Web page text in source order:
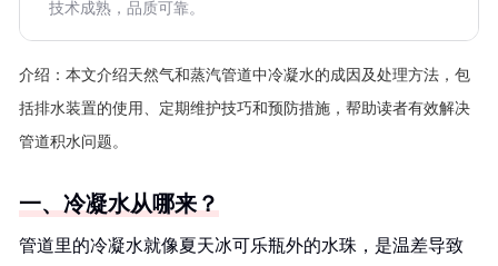
技术成熟，品质可靠。
介绍： 本文介绍天然气和蒸汽管道中冷凝水的成因及处理方法，包
括排水装置的使用、定期维护技巧和预防措施，帮助读者有效解决
管道积水问题。
一、冷凝水从哪来？
管道里的冷凝水就像夏天冰可乐瓶外的水珠，是温差导致